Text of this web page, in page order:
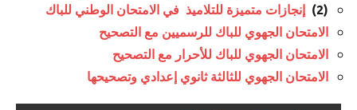
(2)
إنجازات متميزة للتلاميذ في الامتحان الوطني للباك
الامتحان الجهوي للباك للرسميين مع التصحيح
الامتحان الجهوي للباك للأحرار مع التصحيح
الامتحان الجهوي للثالثة ثانوي إعدادي وتصحيحها